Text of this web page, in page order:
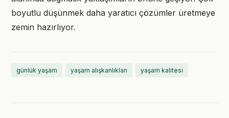
boyutlu düşünmek daha yaratıcı çözümler üretmeye
zemin hazırlıyor.
günlük yaşam yaşam alışkanlıkları yaşam kalitesi